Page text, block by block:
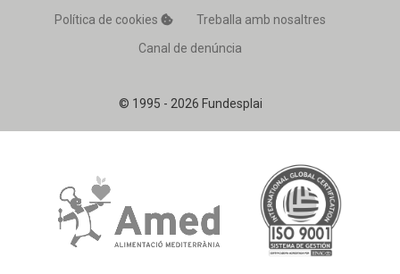
© 1995 - 2026 Fundesplai
Política de cookies
Treballa amb nosaltres
Canal de denúncia